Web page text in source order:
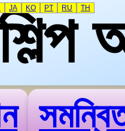
JA KO PT RU TH